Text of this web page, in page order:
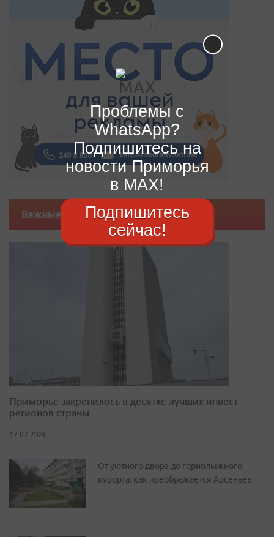
Важные новости
Приморье закрепилось в десятке лучших инвест-
регионов страны
17.07.2026
От уютного двора до горнолыжного
курорта: как преображается Арсеньев
Проблемы с
WhatsApp?
Подпишитесь на
новости Приморья
в MAX!
Подпишитесь
сейчас!